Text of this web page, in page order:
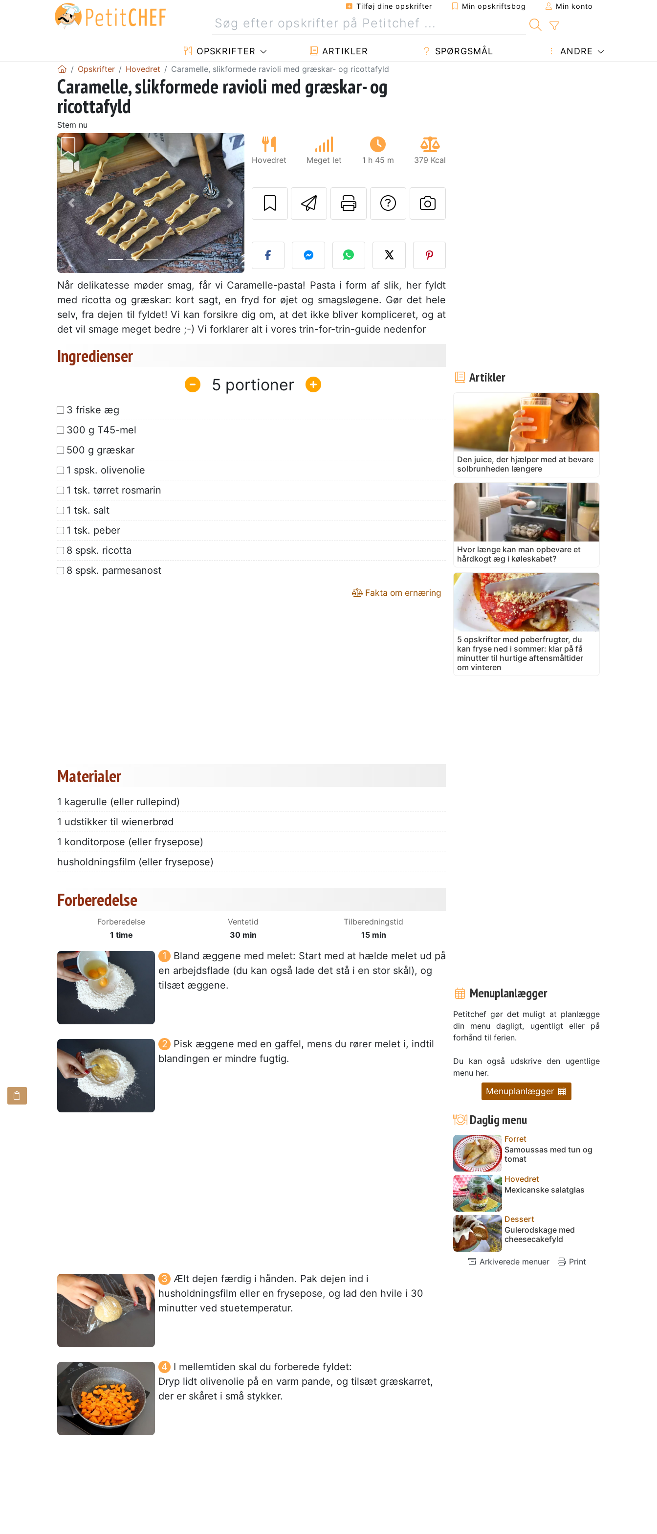
Tilføj dine opskrifter Min opskriftsbog Min konto
OPSKRIFTER ARTIKLER SPØRGSMÅL ANDRE
Opskrifter Hovedret Caramelle, slikformede ravioli med græskar- og ricottafyld
Caramelle, slikformede ravioli med græskar- og
ricottafyld
Stem nu
Tidligere Næste
Hovedret Meget let 1 h 45 m 379 Kcal
Send denne opskrift til en ven
Udskriv denne side
Stil et spørgsmål til forfatteren
Send dit billede af denne
Når delikatesse møder smag, får vi Caramelle-pasta! Pasta i form af slik, her fyldt
med ricotta og græskar: kort sagt, en fryd for øjet og smagsløgene. Gør det hele
selv, fra dejen til fyldet! Vi kan forsikre dig om, at det ikke bliver kompliceret, og at
det vil smage meget bedre ;-) Vi forklarer alt i vores trin-for-trin-guide nedenfor
Ingredienser
5
3 friske æg
300 g T45-mel
500 g græskar
1 spsk. olivenolie
1 tsk. tørret rosmarin
1 tsk. salt
1 tsk. peber
8 spsk. ricotta
8 spsk. parmesanost
Fakta om ernæring
Materialer
1 kagerulle (eller rullepind)
1 udstikker til wienerbrød
1 konditorpose (eller frysepose)
husholdningsfilm (eller frysepose)
Forberedelse
Forberedelse
1 time
Ventetid
30 min
Tilberedningstid
15 min
Bland æggene med melet: Start med at hælde melet ud på
en arbejdsflade (du kan også lade det stå i en stor skål), og
tilsæt æggene.
Pisk æggene med en gaffel, mens du rører melet i, indtil
blandingen er mindre fugtig.
Ælt dejen færdig i hånden. Pak dejen ind i
husholdningsfilm eller en frysepose, og lad den hvile i 30
minutter ved stuetemperatur.
I mellemtiden skal du forberede fyldet:
Dryp lidt olivenolie på en varm pande, og tilsæt græskarret,
der er skåret i små stykker.
Artikler
Den juice, der hjælper med at bevare
solbrunheden længere
Hvor længe kan man opbevare et
hårdkogt æg i køleskabet?
5 opskrifter med peberfrugter, du
kan fryse ned i sommer: klar på få
minutter til hurtige aftensmåltider
om vinteren
Menuplanlægger
Petitchef gør det muligt at planlægge
din menu dagligt, ugentligt eller på
forhånd til ferien.
Du kan også udskrive den ugentlige
menu her.
Menuplanlægger
Daglig menu
Forret
Samoussas med tun og
tomat
Hovedret
Mexicanske salatglas
Dessert
Gulerodskage med
cheesecakefyld
Arkiverede menuer Print